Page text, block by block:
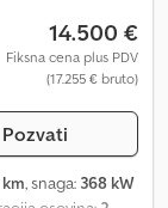
14.500 €
Fiksna cena plus PDV
(17.255 € bruto)
Pozvati
, snaga: 368 kW